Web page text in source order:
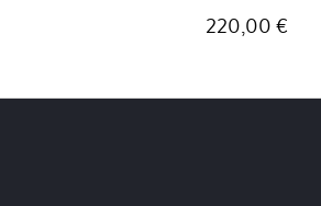
220,00 €